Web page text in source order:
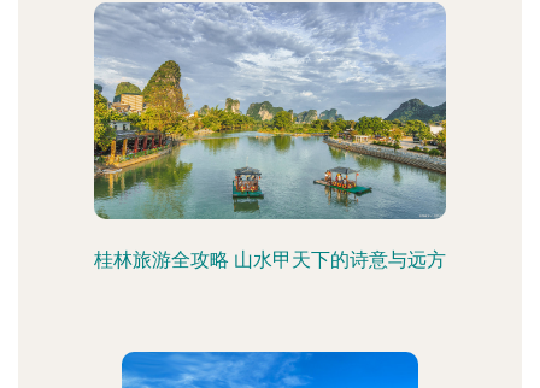
桂林旅游全攻略 山水甲天下的诗意与远方